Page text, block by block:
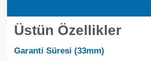
Üstün Özellikler
Garanti Süresi (33mm)